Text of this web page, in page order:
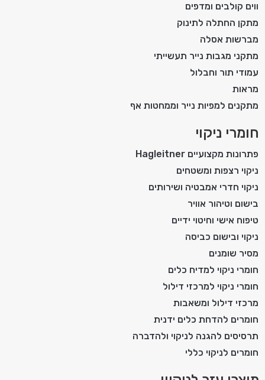
ווים קולבים ומדפים
מתקן החתלה לתינוק
מברשות אסלה
מתקני מגבות נייר תעשייתי
עמודי תור וחבלול
מראות
מתקנים למפיות נייר וממחטות אף
חומרי ניקוי
פתרונות מקצועיים Hagleitner
ניקוי רצפות ומשטחים
ניקוי חדרי אמבטיה ושירותים
בישום וטיהור אוויר
טיפוח אישי וחיטוי ידיים
ניקוי ובישום כביסה
מסיר שומנים
חומרי ניקוי למדיח כלים
חומרי ניקוי למרכזי דילול
מרכזי דילול ומשאבות
חומרים להדחת כלים ידנית
תרסיסים להגנה לניקוי ולהדברה
חומרים לניקוי כללי